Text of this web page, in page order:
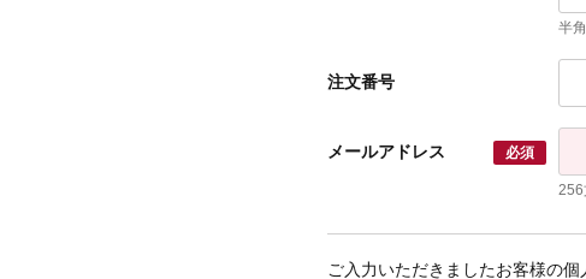
半
注文番号
メールアドレス 必須
256
ご入力いただきましたお客様の